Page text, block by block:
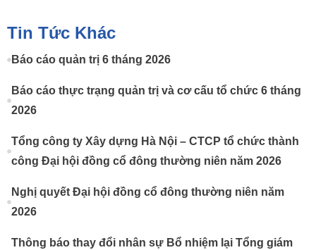
Tin Tức Khác
Báo cáo quản trị 6 tháng 2026
Báo cáo thực trạng quản trị và cơ cấu tổ chức 6 tháng
2026
Tổng công ty Xây dựng Hà Nội – CTCP tổ chức thành
công Đại hội đồng cổ đông thường niên năm 2026
Nghị quyết Đại hội đồng cổ đông thường niên năm
2026
Thông báo thay đổi nhân sự Bổ nhiệm lại Tổng giám